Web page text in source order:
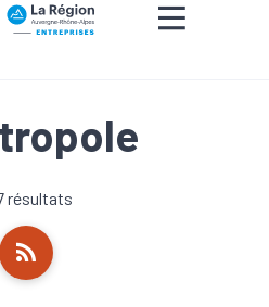
résultats